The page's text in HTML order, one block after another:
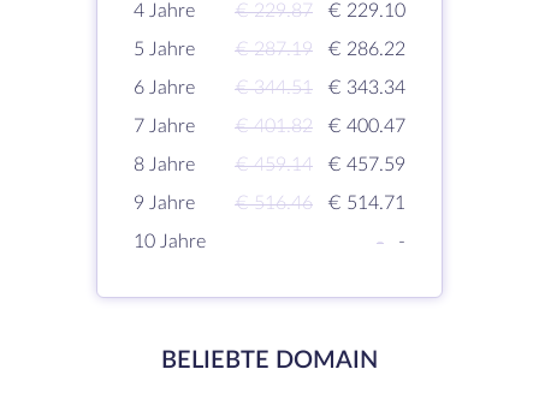
4 Jahre
€ 229.87
€ 229.10
5 Jahre
€ 287.19
€ 286.22
6 Jahre
€ 344.51
€ 343.34
7 Jahre
€ 401.82
€ 400.47
8 Jahre
€ 459.14
€ 457.59
9 Jahre
€ 516.46
€ 514.71
10 Jahre
- -
BELIEBTE DOMAIN